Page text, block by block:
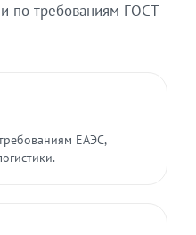
по требованиям ГОСТ
ЕАЭС,